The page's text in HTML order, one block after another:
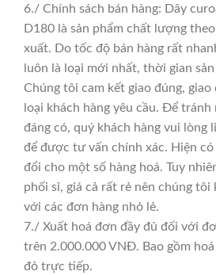
6./ Chính sách bán hàng: Dây
D180 là sản phẩm chất lượng
xuất. Do tốc độ bán hàng rất
luôn là loại mới nhất, thời gian
Chúng tôi cam kết giao đúng, giao
loại khách hàng yêu cầu. Để
đáng có, quý khách hàng vui lòng
để được tư vấn chính xác. Hiện có
đổi cho một số hàng hoá. Tuy
phối sỉ, giá cả rất rẻ nên chúng
với các đơn hàng nhỏ lẻ.
7./ Xuất hoá đơn đầy đủ đối với
trên 2.000.000 VNĐ. Bao gồm
đỏ trực tiếp.